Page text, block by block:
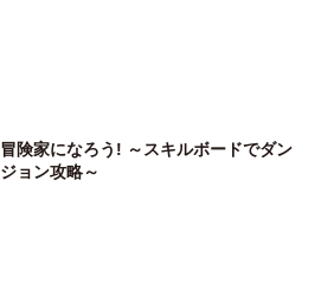
冒険家になろう! ～スキルボードでダン
ジョン攻略～